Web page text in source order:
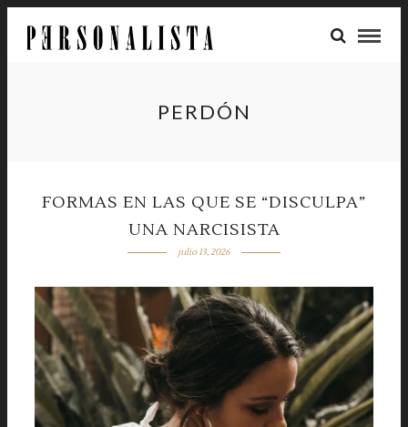
PERDÓN
FORMAS EN LAS QUE SE “DISCULPA”
UNA NARCISISTA
julio 13, 2026